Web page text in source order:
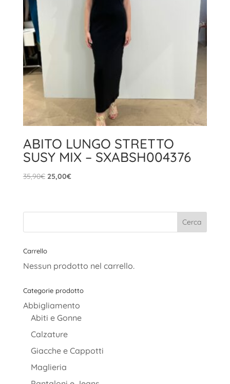
ABITO LUNGO STRETTO
SUSY MIX – SXABSH004376
35,90€ Il
era:
25,00€Il
è:
Carrello
Nessun prodotto nel carrello.
Categorie prodotto
Abbigliamento
Abiti e Gonne
Calzature
Giacche e Cappotti
Maglieria